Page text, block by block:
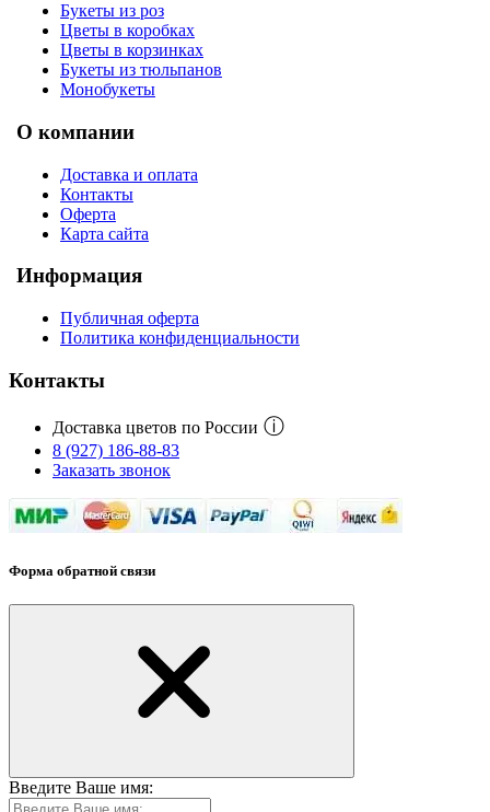
Букеты из роз
Цветы в коробках
Цветы в корзинках
Букеты из тюльпанов
Монобукеты
О компании
Доставка и оплата
Контакты
Оферта
Карта сайта
Информация
Публичная оферта
Политика конфиденциальности
Контакты
Доставка цветов по России ⓘ
8 (927) 186-88-83
Заказать звонок
Форма обратной связи
Введите Ваше имя: